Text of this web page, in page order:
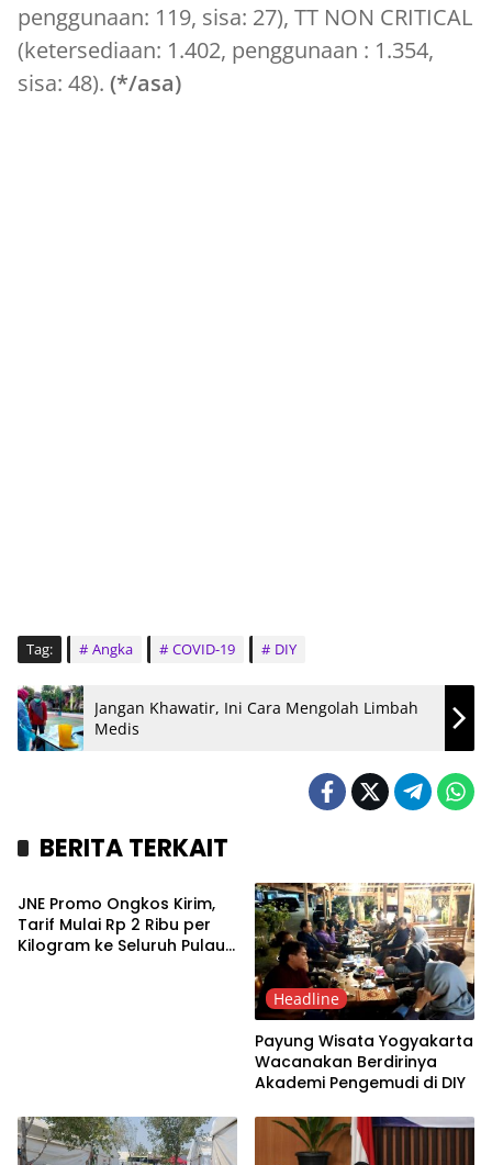
penggunaan: 119, sisa: 27), TT NON CRITICAL
(ketersediaan: 1.402, penggunaan : 1.354,
sisa: 48). (*/asa)
Tag: Angka COVID-19 DIY
Jangan Khawatir, Ini Cara Mengolah Limbah
Medis
BERITA TERKAIT
Bisnis
JNE Promo Ongkos Kirim,
Tarif Mulai Rp 2 Ribu per
Kilogram ke Seluruh Pulau
Headline
Payung Wisata Yogyakarta
Wacanakan Berdirinya
Akademi Pengemudi di DIY